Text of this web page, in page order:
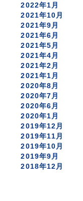
2022年1月
2021年10月
2021年9月
2021年6月
2021年5月
2021年4月
2021年2月
2021年1月
2020年8月
2020年7月
2020年6月
2020年1月
2019年12月
2019年11月
2019年10月
2019年9月
2018年12月